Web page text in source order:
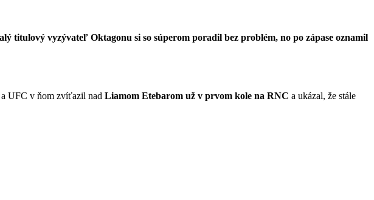
titulový vyzývateľ Oktagonu si so súperom poradil bez problém, no po zápase oznamil
UFC v ňom zvíťazil nad Liamom Etebarom už v prvom kole na RNC a ukázal, že stále